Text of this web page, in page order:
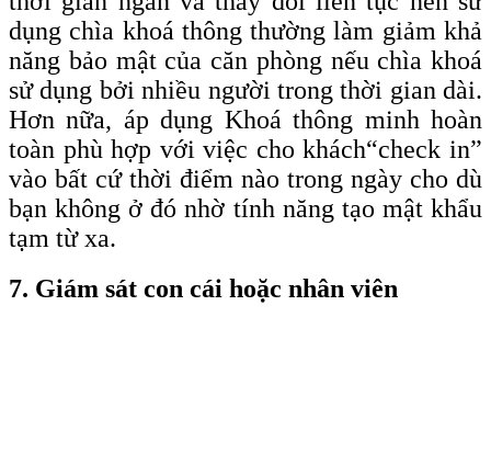
dụng chìa khoá thông thường làm giảm khả
năng bảo mật của căn phòng nếu chìa khoá
sử dụng bởi nhiều người trong thời gian dài.
Hơn nữa, áp dụng Khoá thông minh hoàn
toàn phù hợp với việc cho khách“checkin”
vào bất cứ thời điểm nào trong ngày cho dù
bạn không ở đó nhờ tính năng tạo mật khẩu
tạm từ xa.
7. Giám sát con cái hoặc nhân viên